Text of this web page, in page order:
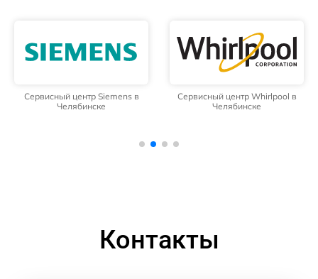
Сервисный центр Siemens в
Челябинске
Сервисный центр Whirlpool в
Челябинске
Контакты